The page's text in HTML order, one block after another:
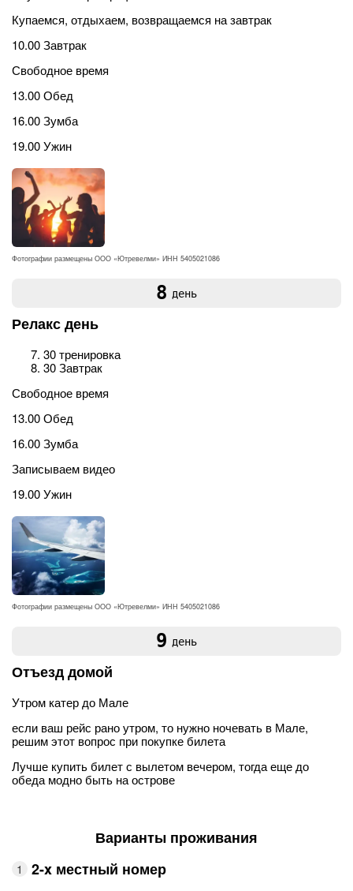
Купаемся, отдыхаем, возвращаемся на завтрак
10.00 Завтрак
Свободное время
13.00 Обед
16.00 Зумба
19.00 Ужин
Фотографии размещены ООО «Ютревелми» ИНН 5405021086
8 день
Релакс день
30 тренировка
30 Завтрак
Свободное время
13.00 Обед
16.00 Зумба
Записываем видео
19.00 Ужин
Фотографии размещены ООО «Ютревелми» ИНН 5405021086
9 день
Отъезд домой
Утром катер до Мале
если ваш рейс рано утром, то нужно ночевать в Мале,
решим этот вопрос при покупке билета
Лучше купить билет с вылетом вечером, тогда еще до
обеда модно быть на острове
Варианты проживания
2-x местный номер